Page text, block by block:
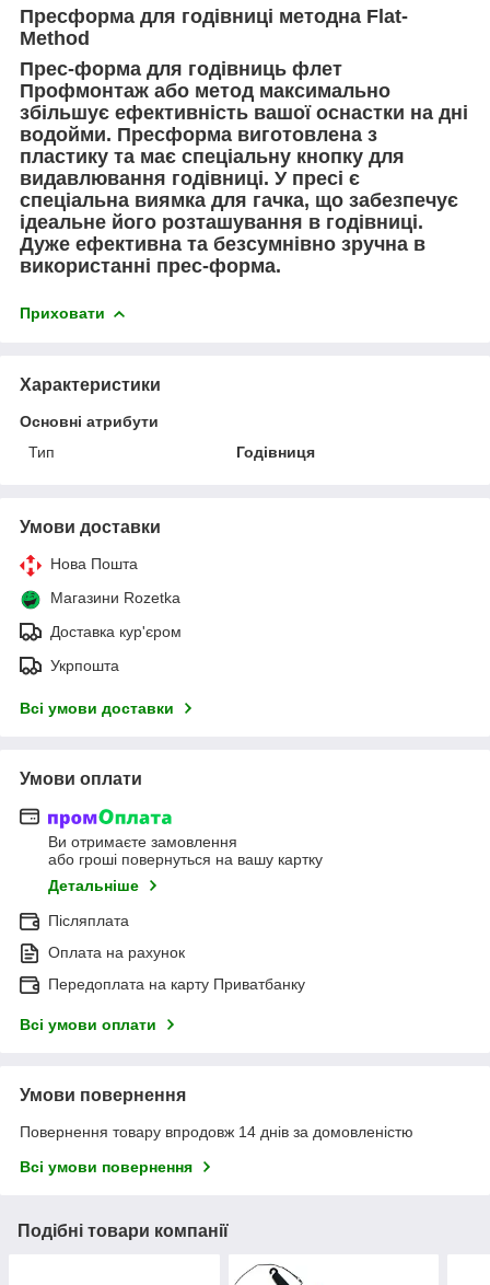
Пресформа для годівниці методна Flat-
Method
Прес-форма для годівниць флет
Профмонтаж або метод максимально
збільшує ефективність вашої оснастки на дні
водойми. Пресформа виготовлена з
пластику та має спеціальну кнопку для
видавлювання годівниці. У пресі є
спеціальна виямка для гачка, що забезпечує
ідеальне його розташування в годівниці.
Дуже ефективна та безсумнівно зручна в
використанні прес-форма.
Приховати
Характеристики
Основні атрибути
Тип
Годівниця
Умови доставки
Нова Пошта
Магазини Rozetka
Доставка кур'єром
Укрпошта
Всі умови доставки
Умови оплати
Ви отримаєте замовлення
або гроші повернуться на вашу картку
Детальніше
Післяплата
Оплата на рахунок
Передоплата на карту Приватбанку
Всі умови оплати
Умови повернення
Повернення товару впродовж 14 днів за домовленістю
Всі умови повернення
Подібні товари компанії